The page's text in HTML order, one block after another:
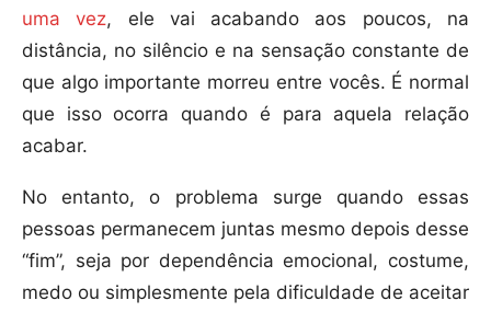
uma vez, ele vai acabando aos poucos, na
distância, no silêncio e na sensação constante de
que algo importante morreu entre vocês. É normal
que isso ocorra quando é para aquela relação
acabar.
No entanto, o problema surge quando essas
pessoas permanecem juntas mesmo depois desse
“fim”, seja por dependência emocional, costume,
medo ou simplesmente pela dificuldade de aceitar